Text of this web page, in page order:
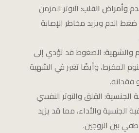
وأمراض القلب: التوتر المزمن
الدم ويزيد مخاطر الإصابة
والشهية: الضغوط قد تؤدي إلى
المفرط، وأيضًا تغير في الشهية
فقدانه.
الجنسية: القلق والتوتر النفسي
الجنسية والأداء، مما قد يزيد
بين الزوجين.